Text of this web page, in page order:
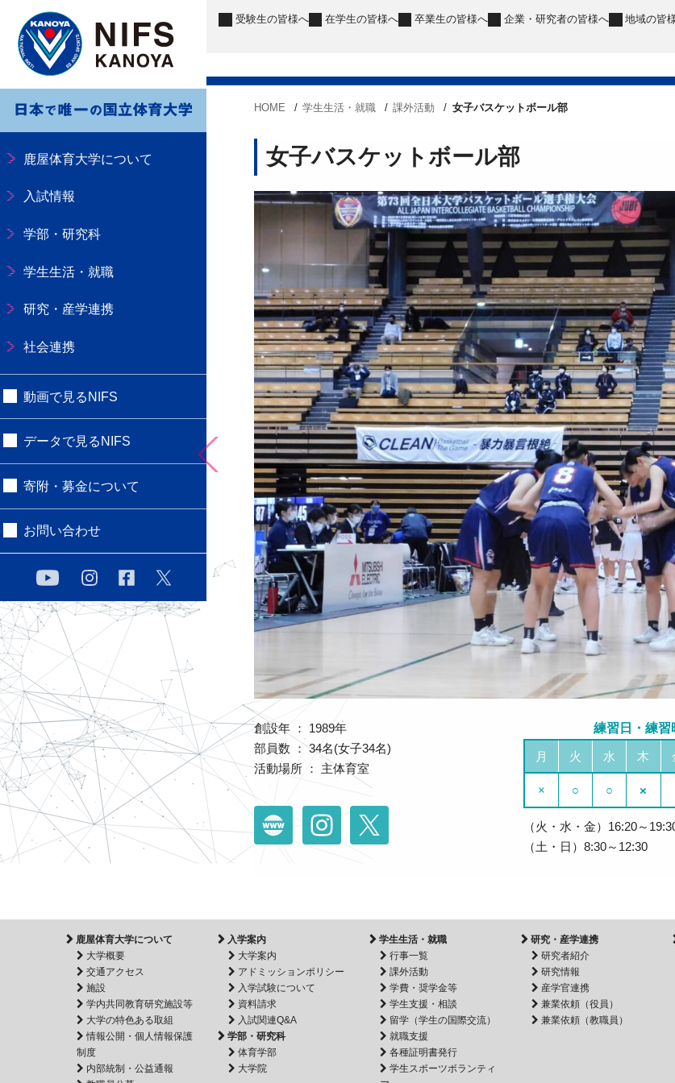
鹿屋体育大学について
入試情報
学部・研究科
学生生活・就職
研究・産学連携
社会連携
動画で見るNIFS
データで見るNIFS
寄附・募金について
お問い合わせ
受験生の皆様へ 在学生の皆様へ 卒業生の皆様へ 企業・研究者の皆様へ 地域の皆
HOME 学生生活・就職 課外活動 女子バスケットボール部
女子バスケットボール部
創設年 ： 1989年
部員数 ： 34名(女子34名)
活動場所 ： 主体育室
練習日・練習
月 火 水 木
× ○ ○ ×
（火・水・金）16:20～
（土・日）8:30～12:30
鹿屋体育大学について
大学概要
交通アクセス
施設
学内共同教育研究施設等
大学の特色ある取組
情報公開・個人情報保護
制度
内部統制・公益通報
入学案内
大学案内
アドミッションポリシー
入学試験について
資料請求
入試関連Q&A
学部・研究科
体育学部
大学院
学生生活・就職
行事一覧
課外活動
学費・奨学金等
学生支援・相談
留学（学生の国際交流）
就職支援
各種証明書発行
学生スポーツボランティ
研究・産学連携
研究者紹介
研究情報
産学官連携
兼業依頼（役員）
兼業依頼（教職員）